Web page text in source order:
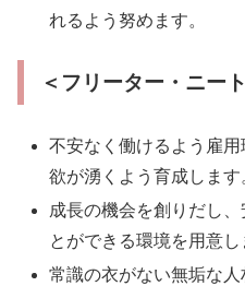
れるよう努めます。
＜フリーター・ニー
不安なく働けるよう雇
欲が湧くよう育成します
成長の機会を創りだし
とができる環境を用意し
常識の衣がない無垢な